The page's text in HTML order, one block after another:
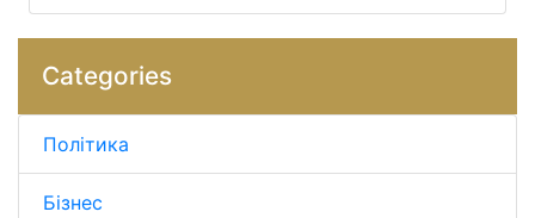
Categories
Політика
Бізнес